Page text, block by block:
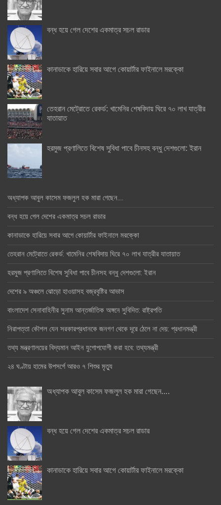
বন্ধ হয়ে গেল দেশের একমাত্র সচল রাডার
কানাডাকে হারিয়ে সবার আগে কোয়ার্টার ফাইনালে মরক্কো
তেহরান মেট্রোতে রেকর্ড: খামেনির শেষবিদায় ঘিরে ৭০ লাখ যাত্রীর
যাতায়াত
হরমুজ প্রণালিতে বিশেষ সুবিধা পাবে চীনসহ বন্ধু দেশগুলো: ইরান
অধ্যাপক আবুল কাসেম ফজলুল হক মারা গেছেন….
বন্ধ হয়ে গেল দেশের একমাত্র সচল রাডার
কানাডাকে হারিয়ে সবার আগে কোয়ার্টার ফাইনালে মরক্কো
তেহরান মেট্রোতে রেকর্ড: খামেনির শেষবিদায় ঘিরে ৭০ লাখ যাত্রীর যাতায়াত
হরমুজ প্রণালিতে বিশেষ সুবিধা পাবে চীনসহ বন্ধু দেশগুলো: ইরান
দেশের ৯ অঞ্চলে ঝোড়ো হাওয়াসহ বজ্রবৃষ্টির আভাস
বাংলাদেশ সেনাবাহিনীর সুনাম আন্তর্জাতিক অঙ্গনে সুবিদিত: রাষ্ট্রপতি
নিরাপত্তা কৌশল যেন সরকারপ্রধানকে জনগণ থেকে দূরে ঠেলে না দেয়: প্রধানমন্ত্রী
তথ্য মন্ত্রণালয়ের বিদ্যমান আইন যুগোপযোগী করা হবে: তথ্যমন্ত্রী
২৪ ঘণ্টায় হামের উপসর্গে আরও ৭ শিশুর মৃত্যু
অধ্যাপক আবুল কাসেম ফজলুল হক মারা গেছেন….
বন্ধ হয়ে গেল দেশের একমাত্র সচল রাডার
কানাডাকে হারিয়ে সবার আগে কোয়ার্টার ফাইনালে মরক্কো